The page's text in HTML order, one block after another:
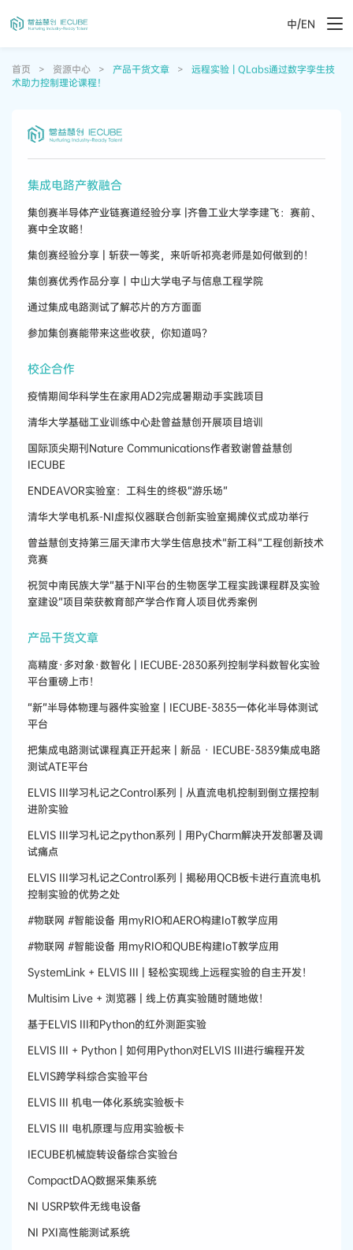
中/EN
首页 > 资源中心 > 产品干货文章 >
远程实验 | QLabs通过数字孪生技
术助力控制理论课程！
集成电路产教融合
集创赛半导体产业链赛道经验分享 |齐鲁工业大学李建飞：赛前、
赛中全攻略！
集创赛经验分享 | 斩获一等奖，来听听祁亮老师是如何做到的！
集创赛优秀作品分享丨中山大学电子与信息工程学院
通过集成电路测试了解芯片的方方面面
参加集创赛能带来这些收获，你知道吗？
校企合作
疫情期间华科学生在家用AD2完成暑期动手实践项目
清华大学基础工业训练中心赴曾益慧创开展项目培训
国际顶尖期刊Nature Communications作者致谢曾益慧创
IECUBE
ENDEAVOR实验室：工科生的终极“游乐场”
清华大学电机系-NI虚拟仪器联合创新实验室揭牌仪式成功举行
曾益慧创支持第三届天津市大学生信息技术“新工科”工程创新技术
竞赛
祝贺中南民族大学“基于NI平台的生物医学工程实践课程群及实验
室建设”项目荣获教育部产学合作育人项目优秀案例
产品干货文章
高精度·多对象·数智化 | IECUBE-2830系列控制学科数智化实验
平台重磅上市！
“新”半导体物理与器件实验室 | IECUBE-3835一体化半导体测试
平台
把集成电路测试课程真正开起来 | 新品 · IECUBE-3839集成电路
测试ATE平台
ELVIS III学习札记之Control系列 | 从直流电机控制到倒立摆控制
进阶实验
ELVIS III学习札记之python系列 | 用PyCharm解决开发部署及调
试痛点
ELVIS III学习札记之Control系列 | 揭秘用QCB板卡进行直流电机
控制实验的优势之处
#物联网 #智能设备 用myRIO和AERO构建IoT教学应用
#物联网 #智能设备 用myRIO和QUBE构建IoT教学应用
SystemLink + ELVIS III | 轻松实现线上远程实验的自主开发！
Multisim Live + 浏览器 | 线上仿真实验随时随地做！
基于ELVIS III和Python的红外测距实验
ELVIS III + Python | 如何用Python对ELVIS III进行编程开发
ELVIS跨学科综合实验平台
ELVIS III 机电一体化系统实验板卡
ELVIS III 电机原理与应用实验板卡
IECUBE机械旋转设备综合实验台
CompactDAQ数据采集系统
​NI USRP软件无线电设备
NI PXI高性能测试系统